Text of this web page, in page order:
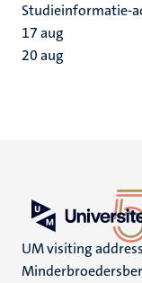
Studieinformatie-
17aug
20aug
UM visiting address